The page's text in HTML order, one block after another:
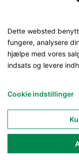
Dette websted
fungere, analysere
hjælpe med vores
indsats og levere
Cookie indstillinger